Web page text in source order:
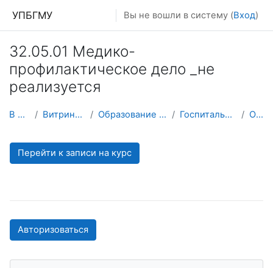
УПБГМУ Вы не вошли в систему (Вход)
32.05.01 Медико-
профилактическое дело _не
реализуется
В начало Витрина курсов 3KL Образование 2025-2026 уч.год Госпитальная терапия №1 О курсе
Перейти к записи на курс
Авторизоваться